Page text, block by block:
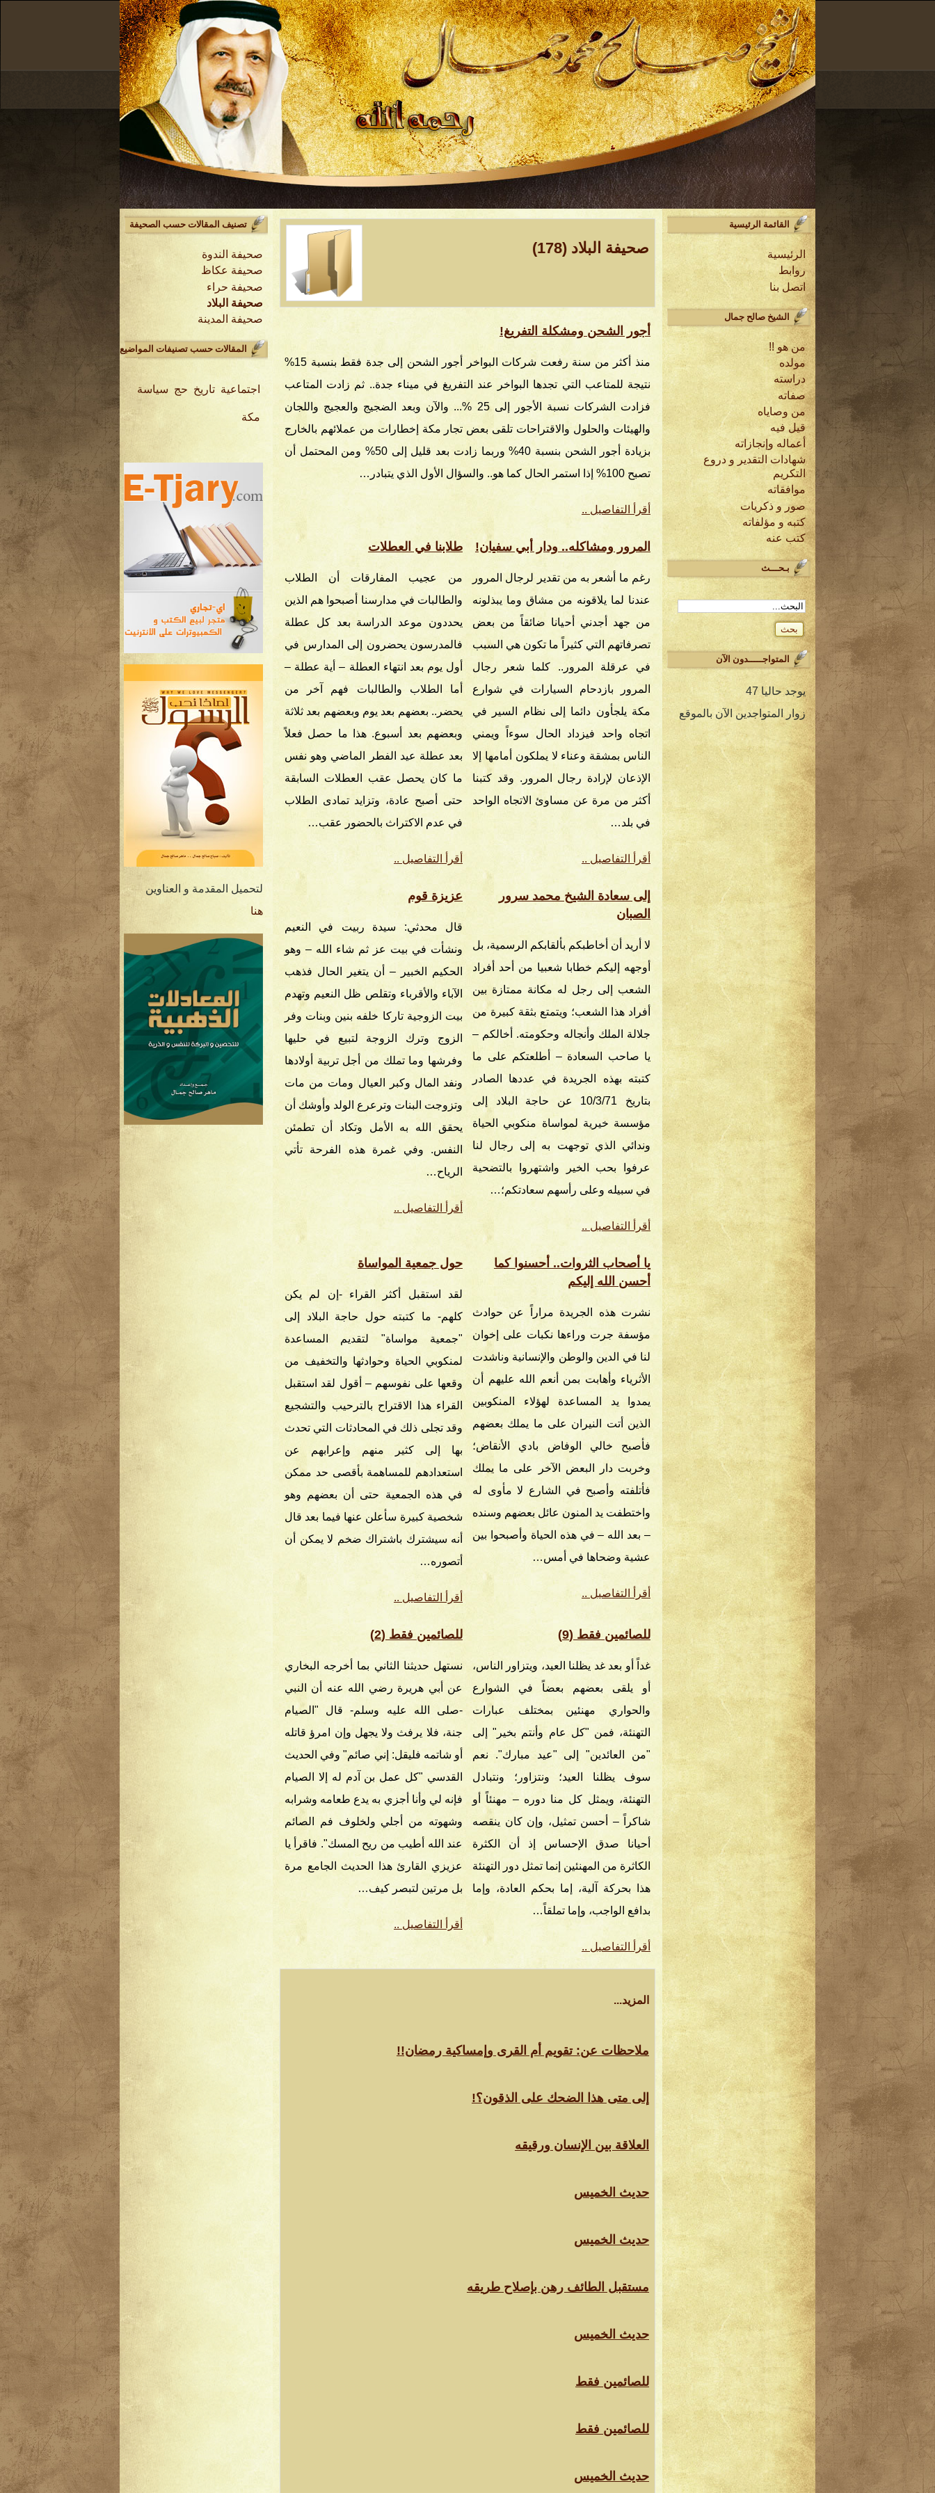
.
القائمة الرئيسية
الرئيسية
روابط
اتصل بنا
الشيخ صالح جمال
من هو !!
مولده
دراسته
صفاته
من وصاياه
قيل فيه
أعماله وإنجازاته
شهادات التقدير و دروع
التكريم
موافقاته
صور و ذكريات
كتبه و مؤلفاته
كتب عنه
بـحـــث
المتواجـــــدون الآن
يوجد حاليا 47
زوار المتواجدين الآن بالموقع
صحيفة البلاد (178)
أجور الشحن ومشكلة التفريغ!
منذ أكثر من سنة رفعت شركات البواخر أجور الشحن إلى جدة فقط بنسبة 15%
نتيجة للمتاعب التي تجدها البواخر عند التفريغ في ميناء جدة.. ثم زادت المتاعب
فزادت الشركات نسبة الأجور إلى 25 %... والآن وبعد الضجيج والعجيج واللجان
والهيئات والحلول والاقتراحات تلقى بعض تجار مكة إخطارات من عملائهم بالخارج
بزيادة أجور الشحن بنسبة 40% وربما زادت بعد قليل إلى 50% ومن المحتمل أن
تصبح 100% إذا استمر الحال كما هو.. والسؤال الأول الذي يتبادر…
أقرأ التفاصيل ..
طلابنا في العطلات
من عجيب المفارقات أن الطلاب
والطالبات في مدارسنا أصبحوا هم الذين
يحددون موعد الدراسة بعد كل عطلة
فالمدرسون يحضرون إلى المدارس في
أول يوم بعد انتهاء العطلة – أية عطلة –
أما الطلاب والطالبات فهم آخر من
يحضر.. بعضهم بعد يوم وبعضهم بعد ثلاثة
وبعضهم بعد أسبوع. هذا ما حصل فعلاً
بعد عطلة عيد الفطر الماضي وهو نفس
ما كان يحصل عقب العطلات السابقة
حتى أصبح عادة، وتزايد تمادى الطلاب
في عدم الاكتراث بالحضور عقب…
أقرأ التفاصيل ..
المرور ومشاكله.. ودار أبي سفيان!
رغم ما أشعر به من تقدير لرجال المرور
عندنا لما يلاقونه من مشاق وما يبذلونه
من جهد أجدني أحيانا ضائقاً من بعض
تصرفاتهم التي كثيراً ما تكون هي السبب
في عرقلة المرور.. كلما شعر رجال
المرور بازدحام السيارات في شوارع
مكة يلجأون دائما إلى نظام السير في
اتجاه واحد فيزداد الحال سوءاً ويمني
الناس بمشقة وعناء لا يملكون أمامها إلا
الإذعان لإرادة رجال المرور. وقد كتبنا
أكثر من مرة عن مساوئ الاتجاه الواحد
في بلد…
أقرأ التفاصيل ..
عزيزة قوم
قال محدثي: سيدة ربيت في النعيم
ونشأت في بيت عز ثم شاء الله – وهو
الحكيم الخبير – أن يتغير الحال فذهب
الآباء والأقرباء وتقلص ظل النعيم وتهدم
بيت الزوجية تاركا خلفه بنين وبنات وفر
الزوج وترك الزوجة لتبيع في حليها
وفرشها وما تملك من أجل تربية أولادها
ونفد المال وكبر العيال ومات من مات
وتزوجت البنات وترعرع الولد وأوشك أن
يحقق الله به الأمل وتكاد أن تطمئن
النفس. وفي غمرة هذه الفرحة تأتي
الرياح…
أقرأ التفاصيل ..
إلى سعادة الشيخ محمد سرور
الصبان
لا أريد أن أخاطبكم بألقابكم الرسمية، بل
أوجهه إليكم خطابا شعبيا من أحد أفراد
الشعب إلى رجل له مكانة ممتازة بين
أفراد هذا الشعب؛ ويتمتع بثقة كبيرة من
جلالة الملك وأنجاله وحكومته. أخالكم –
يا صاحب السعادة – أطلعتكم على ما
كتبته بهذه الجريدة في عددها الصادر
بتاريخ 10/3/71 عن حاجة البلاد إلى
مؤسسة خيرية لمواساة منكوبي الحياة
وندائي الذي توجهت به إلى رجال لنا
عرفوا بحب الخير واشتهروا بالتضحية
في سبيله وعلى رأسهم سعادتكم؛…
أقرأ التفاصيل ..
حول جمعية المواساة
لقد استقبل أكثر القراء -إن لم يكن
كلهم- ما كتبته حول حاجة البلاد إلى
"جمعية مواساة" لتقديم المساعدة
لمنكوبي الحياة وحوادثها والتخفيف من
وقعها على نفوسهم – أقول لقد استقبل
القراء هذا الاقتراح بالترحيب والتشجيع
وقد تجلى ذلك في المحادثات التي تحدث
بها إلى كثير منهم وإعرابهم عن
استعدادهم للمساهمة بأقصى حد ممكن
في هذه الجمعية حتى أن بعضهم وهو
شخصية كبيرة سأعلن عنها فيما بعد قال
أنه سيشترك باشتراك ضخم لا يمكن أن
أتصوره…
أقرأ التفاصيل ..
يا أصحاب الثروات.. أحسنوا كما
أحسن الله إليكم
نشرت هذه الجريدة مراراً عن حوادث
مؤسفة جرت وراءها نكبات على إخوان
لنا في الدين والوطن والإنسانية وناشدت
الأثرياء وأهابت بمن أنعم الله عليهم أن
يمدوا يد المساعدة لهؤلاء المنكوبين
الذين أتت النيران على ما يملك بعضهم
فأصبح خالي الوفاض بادي الأنقاض؛
وخربت دار البعض الآخر على ما يملك
فأتلفته وأصبح في الشارع لا مأوى له
واختطفت يد المنون عائل بعضهم وسنده
– بعد الله – في هذه الحياة وأصبحوا بين
عشية وضحاها في أمس…
أقرأ التفاصيل ..
للصائمين فقط (2)
نستهل حديثنا الثاني بما أخرجه البخاري
عن أبي هريرة رضي الله عنه أن النبي
-صلى الله عليه وسلم- قال "الصيام
جنة، فلا يرفث ولا يجهل وإن امرؤ قاتله
أو شاتمه فليقل: إني صائم" وفي الحديث
القدسي "كل عمل بن آدم له إلا الصيام
فإنه لي وأنا أجزي به يدع طعامه وشرابه
وشهوته من أجلي ولخلوف فم الصائم
عند الله أطيب من ريح المسك". فاقرأ يا
عزيزي القارئ هذا الحديث الجامع مرة
بل مرتين لتبصر كيف…
أقرأ التفاصيل ..
للصائمين فقط (9)
غداً أو بعد غد يظلنا العيد، ويتزاور الناس،
أو يلقى بعضهم بعضاً في الشوارع
والحواري مهنئين بمختلف عبارات
التهنئة، فمن "كل عام وأنتم بخير" إلى
"من العائدين" إلى "عيد مبارك". نعم
سوف يظلنا العيد؛ ونتزاور؛ ونتبادل
التهنئة، ويمثل كل منا دوره – مهنئاً أو
شاكراً – أحسن تمثيل، وإن كان ينقصه
أحيانا صدق الإحساس إذ أن الكثرة
الكاثرة من المهنئين إنما تمثل دور التهنئة
هذا بحركة آلية، إما بحكم العادة، وإما
بدافع الواجب، وإما تملقاً…
أقرأ التفاصيل ..
المزيد...
ملاحظات عن: تقويم أم القرى وإمساكية رمضان!!
إلى متى هذا الضحك على الذقون؟!
العلاقة بين الإنسان ورقيقه
حديث الخميس
حديث الخميس
مستقبل الطائف رهن بإصلاح طريقه
حديث الخميس
للصائمين فقط
للصائمين فقط
حديث الخميس
تصنيف المقالات حسب الصحيفة
صحيفة الندوة
صحيفة عكاظ
صحيفة حراء
صحيفة البلاد
صحيفة المدينة
المقالات حسب تصنيفات المواضيع
اجتماعية تاريخ حج سياسة
مكة
لتحميل المقدمة و العناوين
هنا